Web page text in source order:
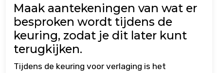
Maak aantekeningen van wat er
besproken wordt tijdens de
keuring, zodat je dit later kunt
terugkijken.
Tijdens de keuring voor verlaging is het